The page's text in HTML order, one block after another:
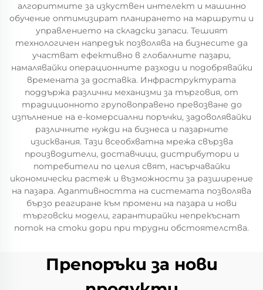
алгоритмите за изкуствен интелект и машинно
обучение оптимизират планирането на маршрути и
управлението на складски запаси. Тешият
технологичен напредък позволява на бизнесите да
участват ефективно в глобалните пазари,
намалявайки операционните разходи и подобрявайки
времената за доставка. Инфраструктурата
поддържа различни механизми за търговия, от
традиционното груповоправено превозване до
изпълнение на е-комерсиални поръчки, задоволявайки
различните нужди на бизнеса и пазарните
изисквания. Тази всеобхватна мрежа свързва
производители, доставчици, дистрибутори и
потребители по целия свят, насърчавайки
икономически растеж и възможности за разширение
на пазара. Адаптивността на системата позволява
бързо реагиране към промени на пазара и нови
търговски модели, гарантирайки непрекъснат
поток на стоки дори при трудни обстоятелства.
Препоръки за нови